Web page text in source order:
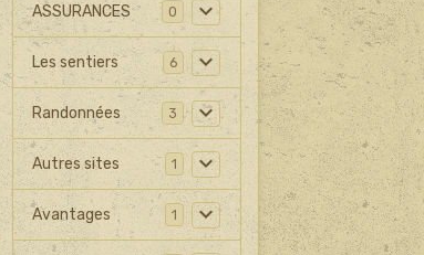
ASSURANCES 0
Les sentiers 6
Randonnées 3
Autres sites 1
Avantages 1